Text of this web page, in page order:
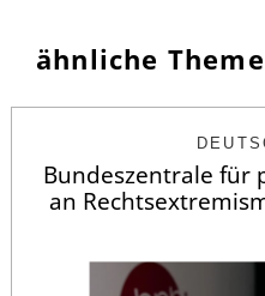
ähnliche
Bundeszentrale für
an